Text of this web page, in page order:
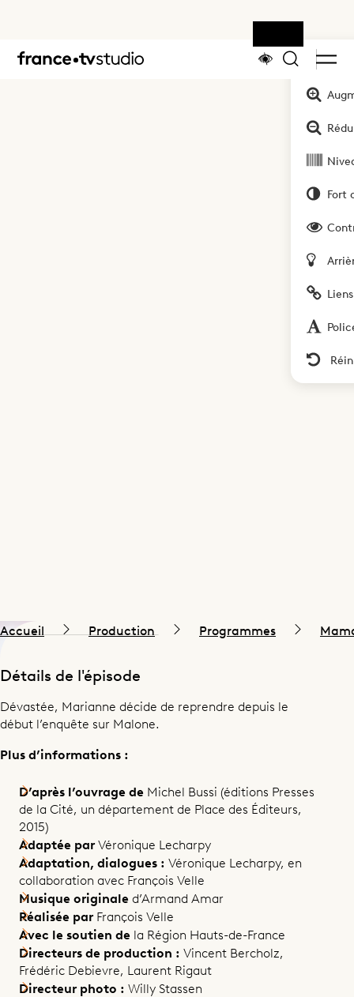
Fort
Accueil
Accueil Production Programmes
Détails de l'épisode
Dévastée, Marianne décide de reprendre depuis le
début l’enquête sur Malone.
Plus d’informations :
D’après l’ouvrage de Michel Bussi (éditions Presses
de la Cité, un département de Place des Éditeurs,
2015) ​
Adaptée parVéronique Lecharpy
Adaptation, dialogues : Véronique Lecharpy, en
collaboration avec François Velle
Musique originaled’Armand Amar
Réalisée parFrançois Velle
Avec le soutien de la Région Hauts-de-France
Directeurs de production : Vincent Bercholz,
Frédéric Debievre, Laurent Rigaut
Directeur photo : Willy Stassen